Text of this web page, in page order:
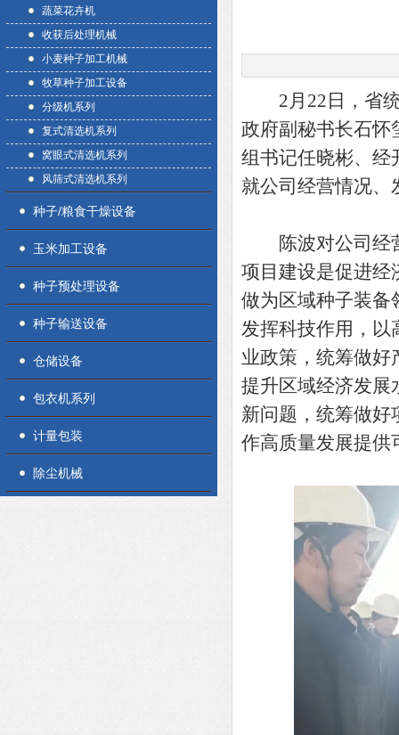
蔬菜花卉机
收获后处理机械
小麦种子加工机械
牧草种子加工设备
分级机系列
复式清选机系列
窝眼式清选机系列
风筛式清选机系列
种子/粮食干燥设备
玉米加工设备
种子预处理设备
种子输送设备
仓储设备
包衣机系列
计量包装
除尘机械
2月22日，省统
政府副秘书长石怀
组书记任晓彬、经
就公司经营情况、
陈波对公司经营
项目建设是促进经
做为区域种子装备
发挥科技作用，以
业政策，统筹做好
提升区域经济发展
新问题，统筹做好
作高质量发展提供